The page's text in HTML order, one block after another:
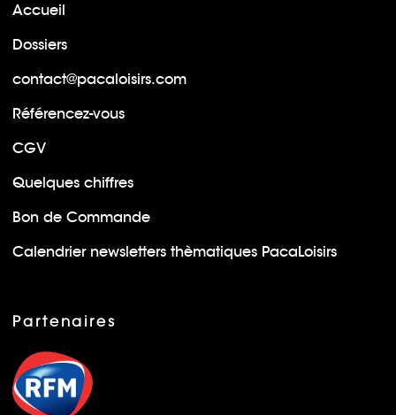
Accueil
Dossiers
contact@pacaloisirs.com
Référencez-vous
CGV
Quelques chiffres
Bon de Commande
Calendrier newsletters thèmatiques PacaLoisirs
Partenaires